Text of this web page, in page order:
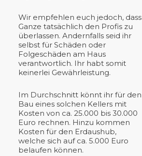
Wir empfehlen euch jedoch, dass
Ganze tatsächlich den Profis zu
überlassen. Andernfalls seid ihr
selbst für Schäden oder
Folgeschäden am Haus
verantwortlich. Ihr habt somit
keinerlei Gewährleistung.
Im Durchschnitt könnt ihr für den
Bau eines solchen Kellers mit
Kosten von ca. 25.000 bis 30.000
Euro rechnen. Hinzu kommen
Kosten für den Erdaushub,
welche sich auf ca. 5.000 Euro
belaufen können.